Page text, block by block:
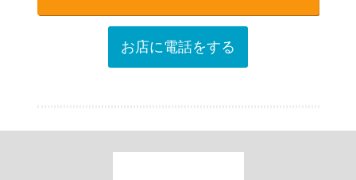
お店に電話をする